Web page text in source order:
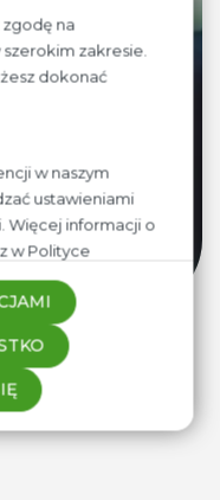
zgodę na
zakresie.
dokonać
w naszym
ustawieniami
Więcej informacji o
wPolityce
i chciałbyś
się w Twojej